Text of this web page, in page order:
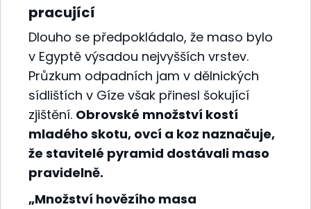
pracující
Dlouho se předpokládalo, že maso bylo
v Egyptě výsadou nejvyšších vrstev.
Průzkum odpadních jam v dělnických
sídlištích v Gíze však přinesl šokující
zjištění. Obrovské množství kostí
mladého skotu, ovcí a koz naznačuje,
že stavitelé pyramid dostávali maso
pravidelně.
„Množství hovězího masa